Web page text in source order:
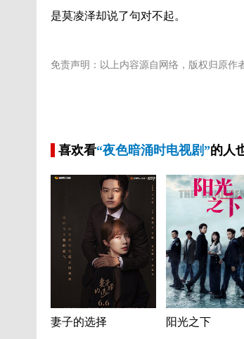
是莫凌泽却说了句对不起。
免责声明：以上内容源自网络，版权归原作
喜欢看“夜色暗涌时电视剧”的人
妻子的选择 阳光之下